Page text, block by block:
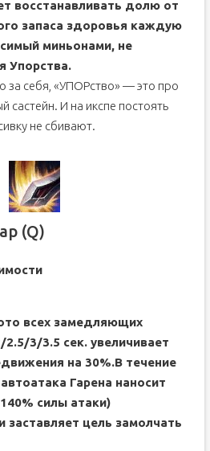
восстанавливать долю от
запаса здоровья каждую
миньонами, не
Упорства.
за себя, «УПОРство» — это про
састейн. И на икспе постоять
не сбивают.
(Q)
всех замедляющих
3/3.5 сек. увеличивает
на 30%.В течение
Гарена наносит
силы атаки)
заставляет цель замолчать